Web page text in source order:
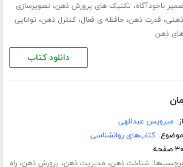
ضمیر ناخودآگاه، تکنیک های پرورش ذهن، تصویرسازی
ذهنی، قدرت ذهن،حافظه ی فعال،کنترل ذهن، توانایی
های ذهن
دانلود کتاب
از: میرویس عبدللهی
موضوع:کتاب‌های روانشناسی
۳۰ صفحه
برچسب‌ها:شناخت ذهن، مدیریت ذهن، پرورش ذهن،راه